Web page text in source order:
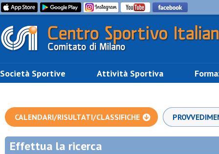
Società Sportive Attività Sportiva
CALENDARI/RISULTATI/CLASSIFICHE
Effettua la ricerca